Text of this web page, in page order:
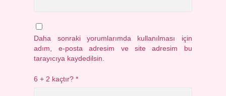
Daha sonraki yorumlarımda kullanılması için
adım, e-posta adresim ve site adresim bu
tarayıcıya kaydedilsin.
6 + 2 kaçtır?*